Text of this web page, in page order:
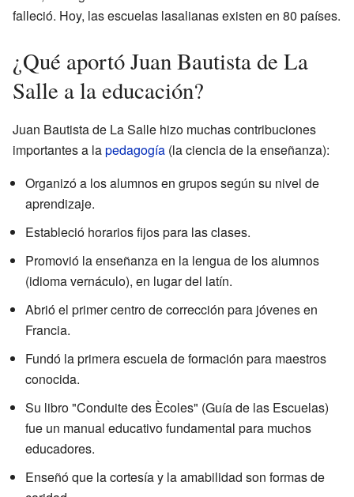
falleció. Hoy, las escuelas lasalianas existen en 80 países.
¿Qué aportó Juan Bautista de La
Salle a la educación?
Juan Bautista de La Salle hizo muchas contribuciones
importantes a lapedagogía (la ciencia de la enseñanza):
Organizó a los alumnos en grupos según su nivel de
aprendizaje.
Estableció horarios fijos para las clases.
Promovió la enseñanza en la lengua de los alumnos
(idioma vernáculo), en lugar del latín.
Abrió el primer centro de corrección para jóvenes en
Francia.
Fundó la primera escuela de formación para maestros
conocida.
Su libro "Conduite des Ècoles" (Guía de las Escuelas)
fue un manual educativo fundamental para muchos
educadores.
Enseñó que la cortesía y la amabilidad son formas de